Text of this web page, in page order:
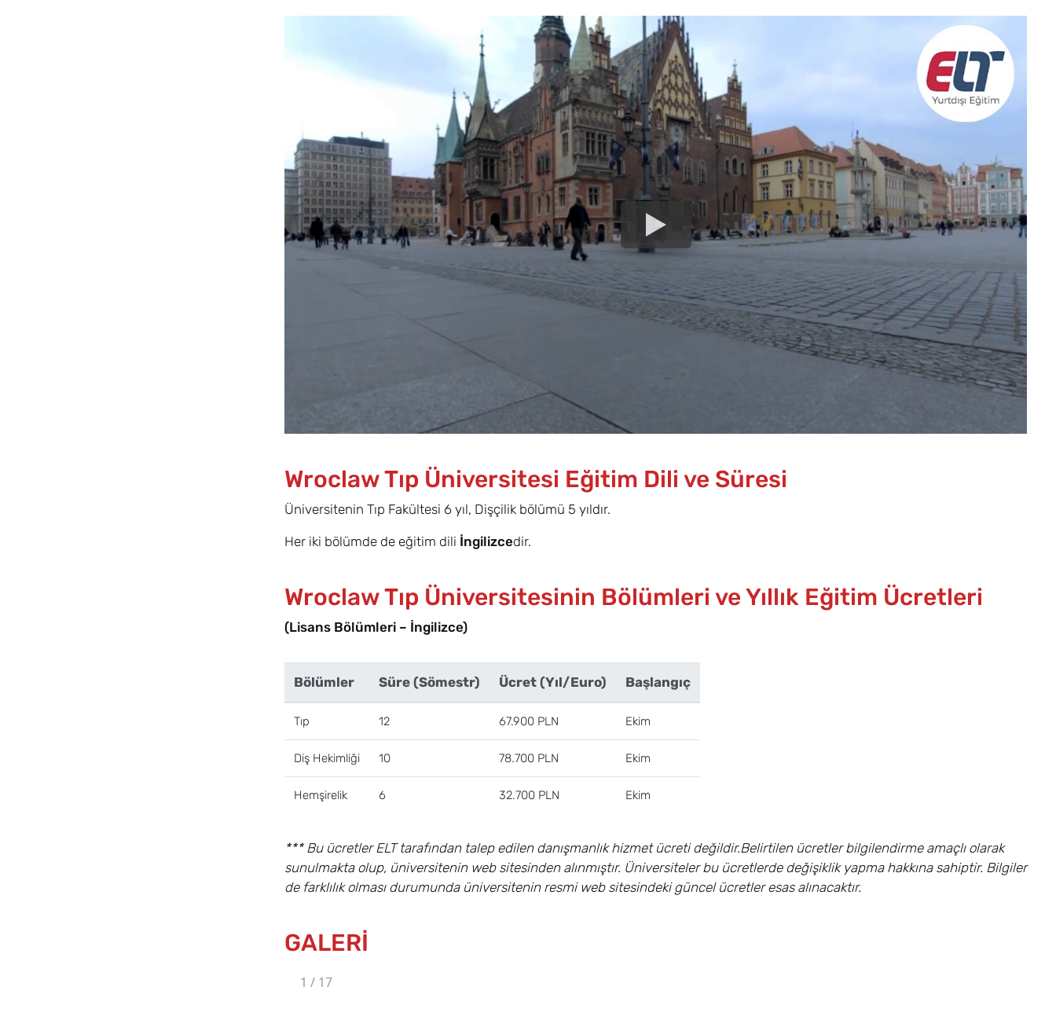
Wroclaw Tıp Üniversitesi Eğitim Dili ve Süresi
Üniversitenin Tıp Fakültesi 6 yıl, Dişçilik bölümü 5 yıldır.
Her iki bölümde de eğitim dili İngilizcedir.
Wroclaw Tıp Üniversitesinin Bölümleri ve Yıllık Eğitim Ücretleri
(Lisans Bölümleri – İngilizce)
Bölümler Süre (Sömestr) Ücret (Yıl/Euro) Başlangıç
Tıp 12 67.900 PLN Ekim
Diş Hekimliği 10 78.700 PLN Ekim
Hemşirelik 6 32.700 PLN Ekim
*** Bu ücretler ELT tarafından talep edilen danışmanlık hizmet ücreti değildir.Belirtilen ücretler bilgilendirme amaçlı olarak
sunulmakta olup, üniversitenin web sitesinden alınmıştır. Üniversiteler bu ücretlerde değişiklik yapma hakkına sahiptir. Bilgiler
de farklılık olması durumunda üniversitenin resmi web sitesindeki güncel ücretler esas alınacaktır.
GALERİ
1 / 17